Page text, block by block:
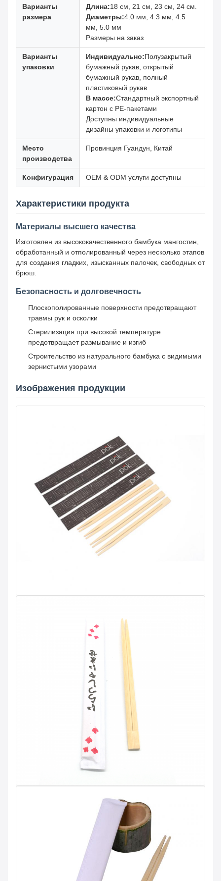
Варианты
размера
Длина:18 см, 21 см, 23 см, 24 см.
Диаметры:4.0 мм, 4.3 мм, 4.5
мм, 5.0 мм
Размеры на заказ
Варианты
упаковки
Индивидуально:Полузакрытый
бумажный рукав, открытый
бумажный рукав, полный
пластиковый рукав
В массе:Стандартный экспортный
картон с PE-пакетами
Доступны индивидуальные
дизайны упаковки и логотипы
Место
производства
Провинция Гуандун, Китай
Конфигурация OEM & ODM услуги доступны
Характеристики продукта
Материалы высшего качества
Изготовлен из высококачественного бамбука мангостин,
обработанный и отполированный через несколько этапов
для создания гладких, изысканных палочек, свободных от
брюш.
Безопасность и долговечность
Плоскополированные поверхности предотвращают
травмы рук и осколки
Стерилизация при высокой температуре
предотвращает размывание и изгиб
Строительство из натурального бамбука с видимыми
зернистыми узорами
Изображения продукции